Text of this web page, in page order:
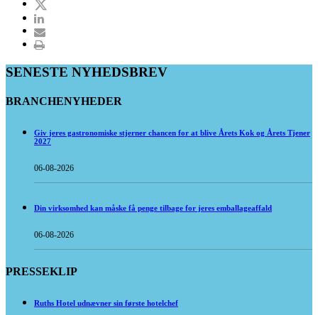
SENESTE NYHEDSBREV
BRANCHENYHEDER
Giv jeres gastronomiske stjerner chancen for at blive Årets Kok og Årets Tjener
2027
06-08-2026
Din virksomhed kan måske få penge tilbage for jeres emballageaffald
06-08-2026
PRESSEKLIP
Ruths Hotel udnævner sin første hotelchef